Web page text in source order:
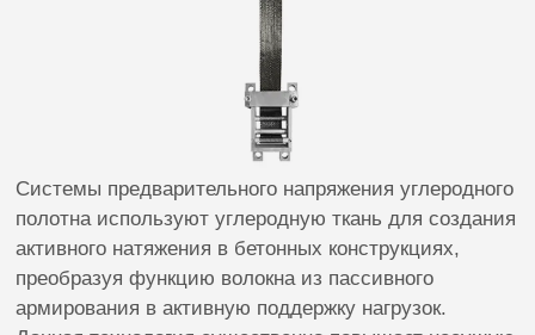
Системы предварительного напряжения углеродного
полотна используют углеродную ткань для создания
активного натяжения в бетонных конструкциях,
преобразуя функцию волокна из пассивного
армирования в активную поддержку нагрузок.